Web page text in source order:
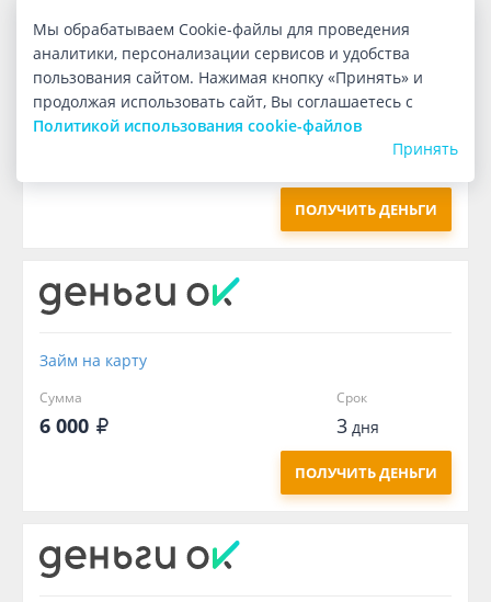
Первыйбесплатно
Займ на карту
Сумма Срок
ПОЛУЧИТЬ ДЕНЬГИ
Займ на карту
Сумма
6 000
Срок
3дня
ПОЛУЧИТЬ ДЕНЬГИ
Мы обрабатываем Cookie-файлы для проведения
аналитики, персонализации сервисов и удобства
пользования сайтом. Нажимая кнопку «Принять» и
продолжая использовать сайт, Вы соглашаетесь с
Политикой использования cookie-файлов
Принять